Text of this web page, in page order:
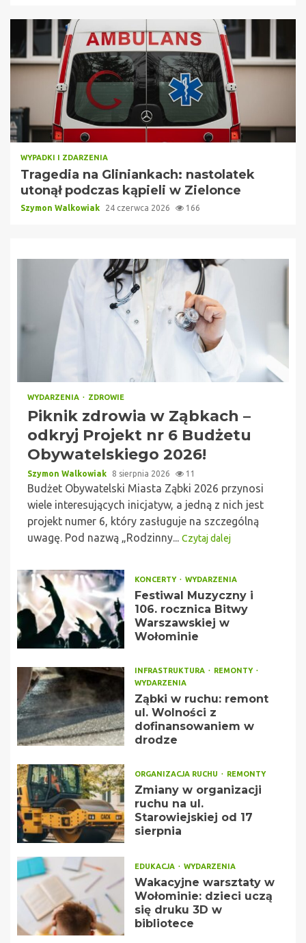
WYPADKI I ZDARZENIA
Tragedia na Gliniankach: nastolatek
utonął podczas kąpieli w Zielonce
Szymon Walkowiak 24 czerwca 2026 166
WYDARZENIA ZDROWIE
Piknik zdrowia w Ząbkach –
odkryj Projekt nr 6 Budżetu
Obywatelskiego 2026!
Szymon Walkowiak 8 sierpnia 2026 11
Budżet Obywatelski Miasta Ząbki 2026 przynosi
wiele interesujących inicjatyw, a jedną z nich jest
projekt numer 6, który zasługuje na szczególną
uwagę. Pod nazwą „Rodzinny... Czytaj dalej
KONCERTY WYDARZENIA
Festiwal Muzyczny i
106. rocznica Bitwy
Warszawskiej w
Wołominie
INFRASTRUKTURA
REMONTY
WYDARZENIA
Ząbki w ruchu: remont
ul. Wolności z
dofinansowaniem w
drodze
ORGANIZACJA RUCHU REMONTY
Zmiany w organizacji
ruchu na ul.
Starowiejskiej od 17
sierpnia
EDUKACJA WYDARZENIA
Wakacyjne warsztaty w
Wołominie: dzieci uczą
się druku 3D w
bibliotece